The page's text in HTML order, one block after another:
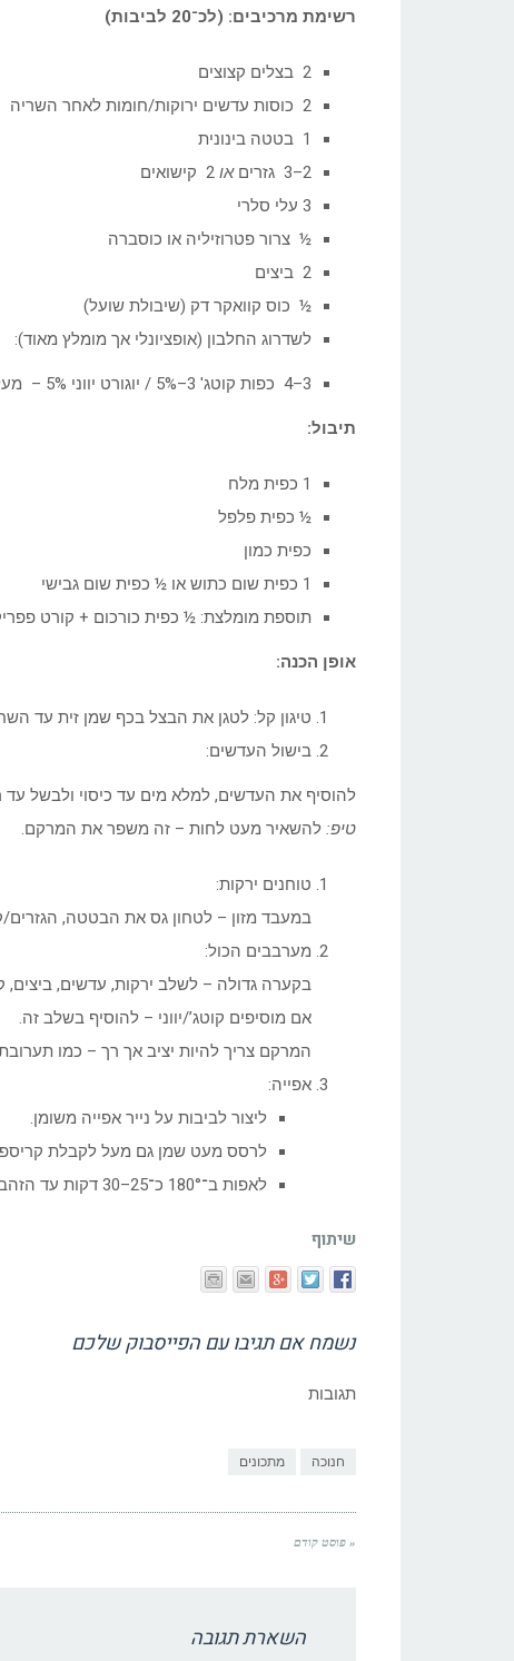
רשימת מרכיבים: (לכ־20 לביבות)
2 בצלים קצוצים
2 כוסות עדשים ירוקות/חומות לאחר השריה
1 בטטה בינונית
2–3 גזרים
או
3 עלי סלרי
½ צרור פטרוזיליה או כוסברה
2 ביצים
½ כוס קוואקר דק (שיבולת שועל)
לשדרוג החלבון (אופציונלי אך מומלץ מאוד):
3–4 כפות קוטג' 3–5% / יוגורט יווני 5% – מעלה חלבון ומייצב
תיבול:
1 כפית מלח
½ כפית פלפל
כפית כמון
1 כפית שום כתוש או ½ כפית שום גבישי
תוספת מומלצת: ½ כפית כורכום + קורט
אופן הכנה:
טיגון קל: לטגן את הבצל בכף שמן זית עד
בישול העדשים:
להוסיף את העדשים, למלא מים עד כיסוי ולבשל עד
טיפ: להשאיר מעט לחות – זה משפר את המרקם.
טוחנים ירקות:
במעבד מזון – לטחון גס את הבטטה, הגזרים/
מערבבים הכול:
בקערה גדולה – לשלב ירקות, עדשים, ביצים,
אם מוסיפים קוטג’/יווני – להוסיף בשלב זה.
המרקם צריך להיות יציב אך רך – כמו תערובת
אפייה:
ליצור לביבות על נייר אפייה משומן.
לרסס מעט שמן גם מעל לקבלת
לאפות ב־180° כ־25–30 דקות עד הזהבה.
שיתוף
נשמח אם תגיבו עם הפייסבוק שלכם
תגובות
חנוכה מתכונים
« פוסט קודם
השארת תגובה